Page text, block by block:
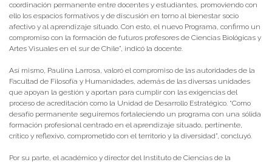
coordinación permanente entre docentes y estudiantes, promoviendo con
ello los espacios formativos y de discusión en torno al bienestar socio
afectivo y al aprendizaje situado. Con esto, el nuevo Programa, confirmo un
compromiso con la formación de futuros profesores de Ciencias Biológicas y
Artes Visuales en el sur de Chile”, indicó la docente.
Así mismo, Paulina Larrosa, valoró el compromiso de las autoridades de la
Facultad de Filosofía y Humanidades, además de las diversas unidades
que apoyan la gestión y aportan para cumplir con las exigencias del
proceso de acreditación como la Unidad de Desarrollo Estratégico. “Como
desafío permanente seguiremos fortaleciendo un programa con una sólida
formación profesional centrado en el aprendizaje situado, pertinente,
crítico y reflexivo, comprometido con el territorio y la diversidad”, concluyó.
Por su parte, el académico y director del Instituto de Ciencias de la